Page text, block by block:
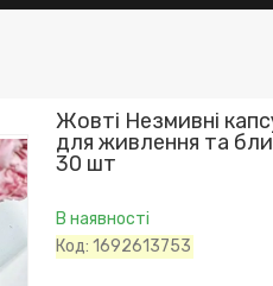
Жовті Незмивні
для живлення та
30 шт
В наявності
Код:1692613753